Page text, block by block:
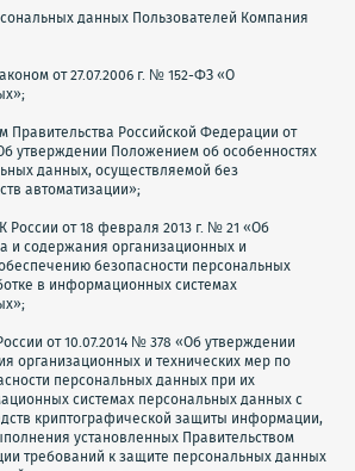
данных Пользователей Компания
от 27.07.2006 г. № 152-ФЗ «О
Правительства Российской Федерации от
утверждении Положением об особенностях
данных, осуществляемой без
автоматизации»;
России от 18 февраля 2013 г. № 21 «Об
и содержания организационных и
безопасности персональных
в информационных системах
от 10.07.2014 № 378 «Об утверждении
организационных и технических мер по
персональных данных при их
системах персональных данных с
криптографической защиты информации,
установленных Правительством
требований к защите персональных данных